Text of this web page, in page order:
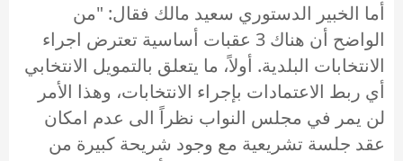
أما الخبير الدستوري سعيد مالك فقال: "من
الواضح أن هناك 3 عقبات أساسية تعترض اجراء
الانتخابات البلدية. أولاً، ما يتعلق بالتمويل الانتخابي
أي ربط الاعتمادات بإجراء الانتخابات، وهذا الأمر
لن يمر في مجلس النواب نظراً الى عدم امكان
عقد جلسة تشريعية مع وجود شريحة كبيرة من